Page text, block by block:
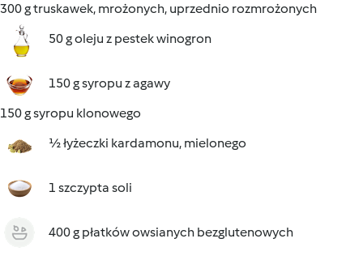
300 g truskawek, mrożonych, uprzednio rozmrożonych
50 g oleju z pestek winogron
150 g syropu z agawy
150 g syropu klonowego
½ łyżeczki kardamonu, mielonego
1 szczypta soli
400 g płatków owsianych bezglutenowych